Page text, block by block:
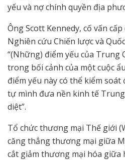
yếu và nợ chính quyền địa
Ông Scott Kennedy, cố vấn
Nghiên cứu Chiến lược và
“(Những) điểm yếu của Trung
trong bối cảnh của một cuộc
điểm yếu này có thể kiểm
tự mình đưa nền kinh tế
diệt”.
Tổ chức thương mại Thế giới
căng thẳng thương mại giữa
cắt giảm thương mại hóa giữa